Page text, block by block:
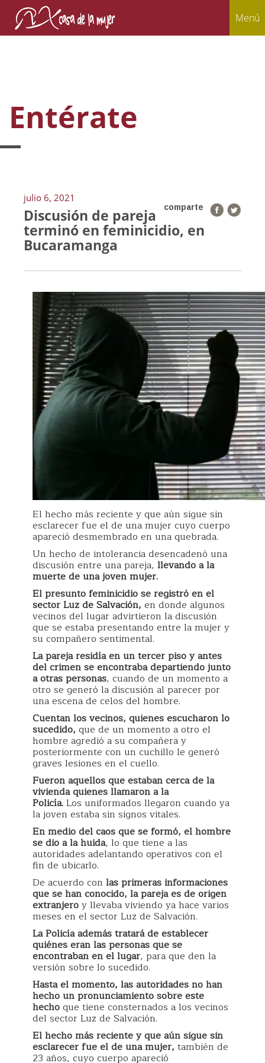
Menú
Entérate
julio 6, 2021
comparte
Discusión de pareja
terminó en feminicidio, en
Bucaramanga
El hecho más reciente y que aún sigue sin
esclarecer fue el de una mujer cuyo cuerpo
apareció desmembrado en una quebrada.
Un hecho de intolerancia desencadenó una
discusión entre una pareja, llevando a la
muerte de una joven mujer.
El presunto feminicidio se registró en el
sector Luz de Salvación, en donde algunos
vecinos del lugar advirtieron la discusión
que se estaba presentando entre la mujer y
su compañero sentimental.
La pareja residía en un tercer piso y antes
del crimen se encontraba departiendo junto
a otras personas, cuando de un momento a
otro se generó la discusión al parecer por
una escena de celos del hombre.
Cuentan los vecinos, quienes escucharon lo
sucedido, que de un momento a otro el
hombre agredió a su compañera y
posteriormente con un cuchillo le generó
graves lesiones en el cuello.
Fueron aquellos que estaban cerca de la
vivienda quienes llamaron a la
Policía.Los uniformados llegaron cuando ya
la joven estaba sin signos vitales.
En medio del caos que se formó, el hombre
se dio a la huida, lo que tiene a las
autoridades adelantando operativos con el
fin de ubicarlo.
De acuerdo con las primeras informaciones
que se han conocido, la pareja es de origen
extranjeroy llevaba viviendo ya hace varios
meses en el sector Luz de Salvación.
La Policía además tratará de establecer
quiénes eran las personas que se
encontraban en el lugar, para que den la
versión sobre lo sucedido.
Hasta el momento, las autoridades no han
hecho un pronunciamiento sobre este
hechoque tiene consternados a los vecinos
del sector Luz de Salvación.
El hecho más reciente y que aún sigue sin
esclarecer fue el de una mujer, también de
23 años, cuyo cuerpo apareció